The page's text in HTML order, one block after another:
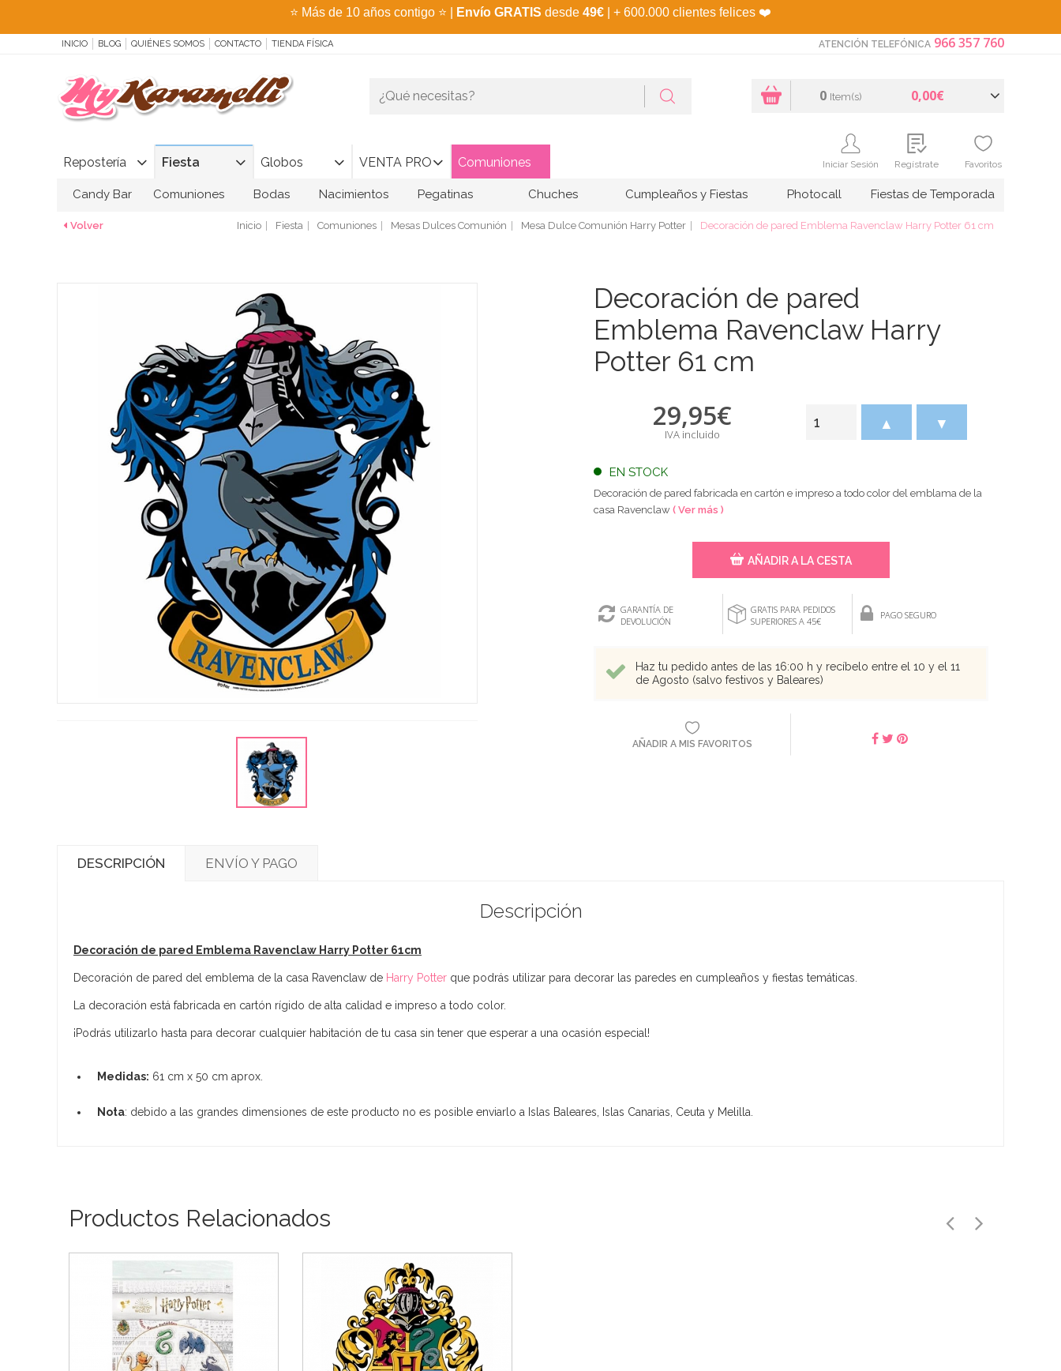
⭐ Más de 10 años contigo ⭐ Envío GRATIS desde 49€ | + 600.000 clientes felices ❤️
INICIO BLOG QUIÉNES SOMOS CONTACTO TIENDA FÍSICA ATENCIÓN TELEFÓNICA 966 357 760
Repostería Fiesta Globos VENTA PRO Comuniones
0 Item(s) 0,00€
Iniciar Sesión Regístrate Favoritos
Candy Bar Comuniones Bodas Nacimientos Pegatinas Chuches Cumpleaños y Fiestas Photocall Fiestas de Temporada
Volver Inicio Fiesta Comuniones Mesas Dulces Comunión Mesa Dulce Comunión Harry Potter Decoración de pared Emblema Ravenclaw Harry Potter 61 cm​
Decoración de pared
Emblema Ravenclaw Harry
Potter 61 cm​
29,95€
IVA incluido
EN STOCK
▲ ▼
Decoración de pared fabricada en cartón e impreso a todo color del emblama de la
casa Ravenclaw ( Ver más )
AÑADIR A LA CESTA
GARANTÍA DE
DEVOLUCIÓN
GRATIS PARA PEDIDOS
SUPERIORES A 45€
PAGO SEGURO
Haz tu pedido antes de las 16:00 h y recíbelo entre el 10 y el 11
de Agosto (salvo festivos y Baleares)
AÑADIR A MIS FAVORITOS
DESCRIPCIÓN ENVÍO Y PAGO
Descripción
Decoración de pared Emblema Ravenclaw Harry Potter 61cm​
Decoración de pared del emblema de la casa Ravenclaw de Harry Potter que podrás utilizar para decorar las paredes en cumpleaños y fiestas temáticas.
La decoración está fabricada en cartón rígido de alta calidad e impreso a todo color.
¡Podrás utilizarlo hasta para decorar cualquier habitación de tu casa sin tener que esperar a una ocasión especial!
Medidas: 61 cm x 50 cm aprox.
Nota: debido a las grandes dimensiones de este producto no es posible enviarlo a Islas Baleares, Islas Canarias, Ceuta y Melilla.
Productos Relacionados